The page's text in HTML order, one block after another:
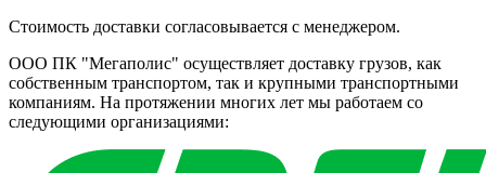
Стоимость доставки согласовывается с менеджером.
ООО ПК "Мегаполис" осуществляет доставку грузов, как
собственным транспортом, так и крупными транспортными
компаниям. На протяжении многих лет мы работаем со
следующими организациями: